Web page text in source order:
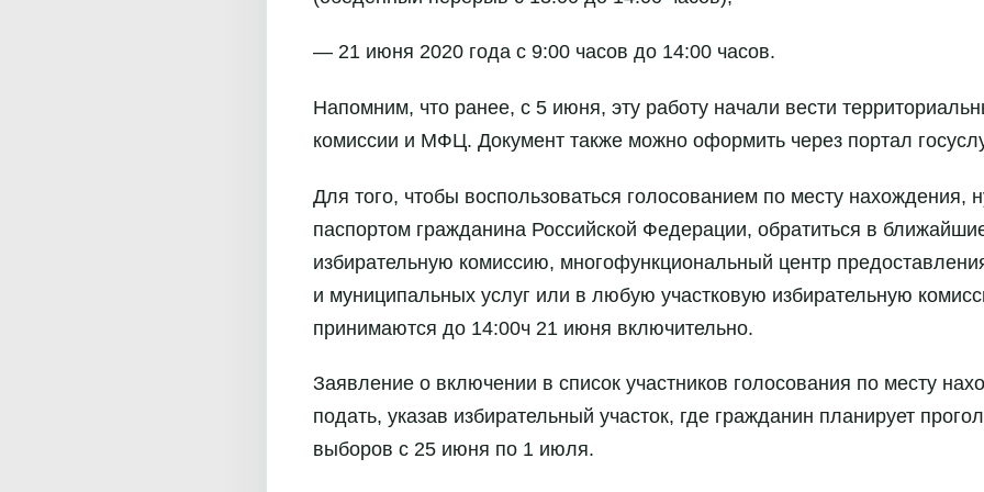
— 21 июня 2020 года с 9:00 часов до 14:00 часов.
Напомним, что ранее, с 5 июня, эту работу начали вести
комиссии и МФЦ. Документ также можно оформить через портал
Для того, чтобы воспользоваться голосованием по месту нахождения,
паспортом гражданина Российской Федерации, обратиться в
избирательную комиссию, многофункциональный центр
и муниципальных услуг или в любую участковую избирательную
принимаются до 14:00ч 21 июня включительно.
Заявление о включении в список участников голосования по месту
подать, указав избирательный участок, где гражданин планирует
выборов с 25 июня по 1 июля.